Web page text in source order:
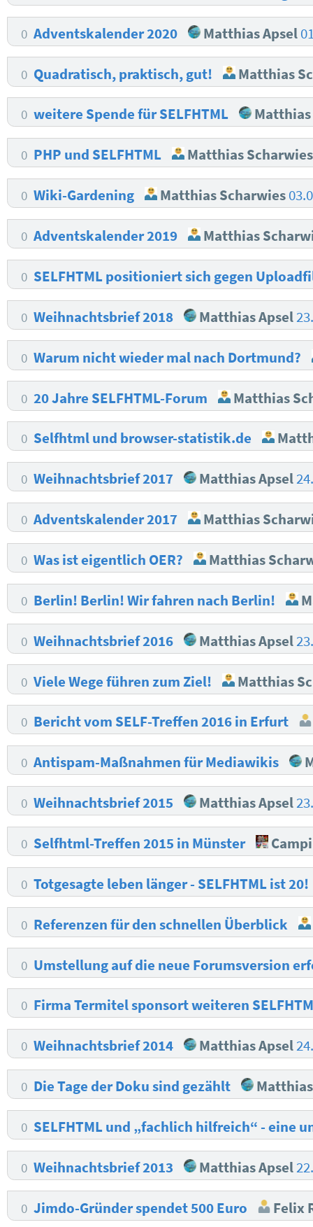
0 Adventskalender 2020 Matthias Apsel
0 Quadratisch, praktisch, gut! Matthias
0 weitere Spende für SELFHTML Matthias
0 PHP und SELFHTML Matthias Scharwies
0 Wiki-Gardening Matthias Scharwies
0 Adventskalender 2019 Matthias
0 SELFHTML positioniert sich gegen
0 Weihnachtsbrief 2018 Matthias Apsel
0 Warum nicht wieder mal nach Dortmund?
0 20 Jahre SELFHTML-Forum Matthias
0 Selfhtml und browser-statistik.de
0 Weihnachtsbrief 2017 Matthias Apsel
0 Adventskalender 2017 Matthias
0 Was ist eigentlich OER? Matthias
0 Berlin! Berlin! Wir fahren nach Berlin!
0 Weihnachtsbrief 2016 Matthias Apsel
0 Viele Wege führen zum Ziel! Matthias
0 Bericht vom SELF-Treffen 2016 in Erfurt
0 Antispam-Maßnahmen für Mediawikis
0 Weihnachtsbrief 2015 Matthias Apsel
0 Selfhtml-Treffen 2015 in Münster
0 Totgesagte leben länger - SELFHTML ist 20!
0 Referenzen für den schnellen Überblick
0 Umstellung auf die neue Forumsversion
0 Firma Termitel sponsort weiteren
0 Weihnachtsbrief 2014 Matthias Apsel
0 Die Tage der Doku sind gezählt
0 SELFHTML und „fachlich hilfreich“ - eine
0 Weihnachtsbrief 2013 Matthias Apsel
0 Jimdo-Gründer spendet 500 Euro Felix